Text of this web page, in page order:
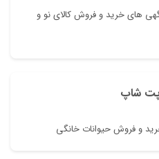
های خرید و فروش کالای نو و
شاپ
و فروش حیوانات خانگی